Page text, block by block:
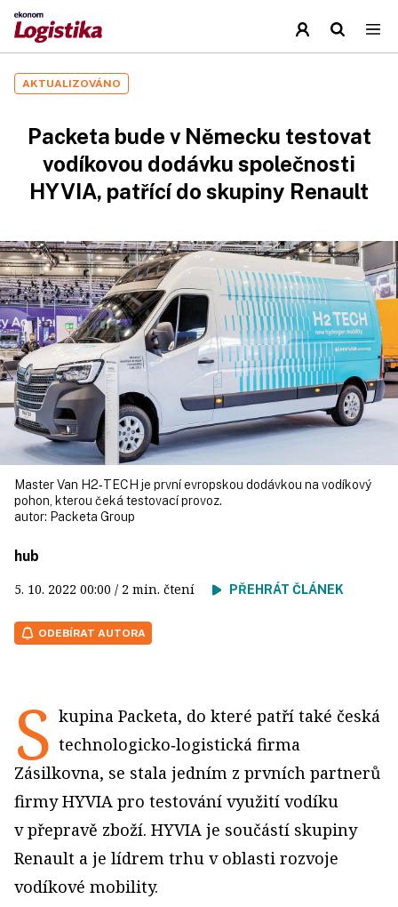
AKTUALIZOVÁNO
Packeta bude v Německu testovat
vodíkovou dodávku společnosti
HYVIA, patřící do skupiny Renault
Master Van H2‑TECH je první evropskou dodávkou na vodíkový
pohon, kterou čeká testovací provoz.
autor: Packeta Group
hub
5. 10. 2022 00:00 / 2 min. čtení PŘEHRÁT ČLÁNEK
ODEBÍRAT AUTORA
S kupina Packeta, do které patří také česká
technologicko‑logistická firma
Zásilkovna, se stala jedním z prvních partnerů
firmy HYVIA pro testování využití vodíku
v přepravě zboží. HYVIA je součástí skupiny
Renault a je lídrem trhu v oblasti rozvoje
vodíkové mobility.